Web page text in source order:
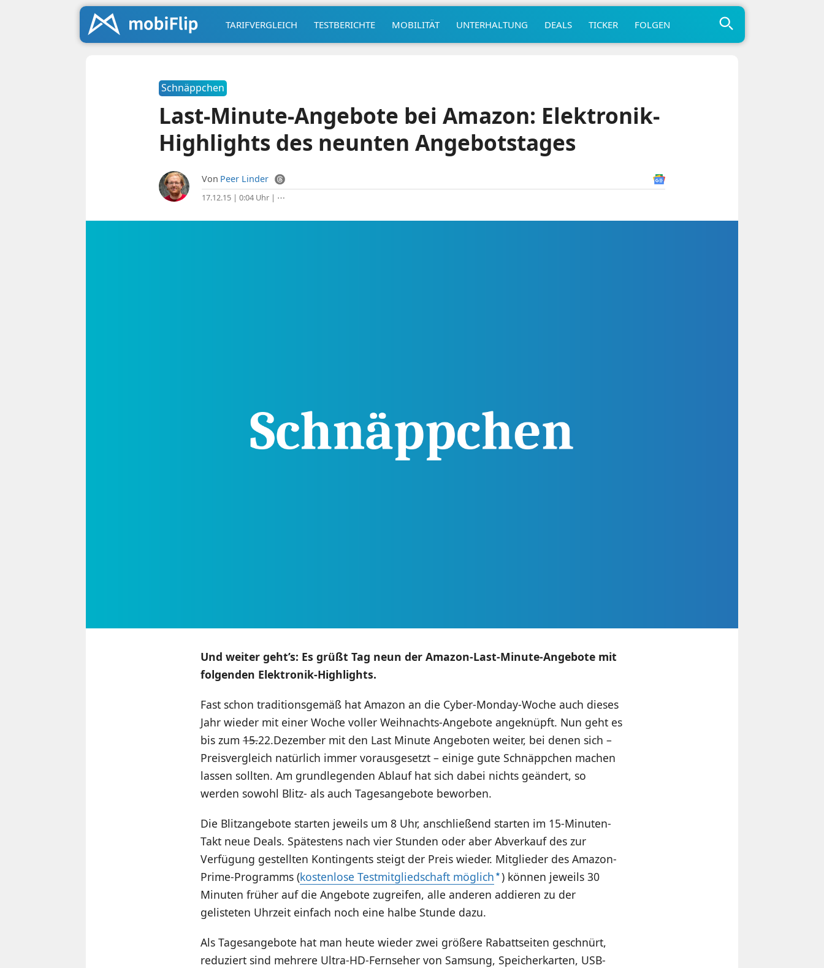
TARIFVERGLEICH TESTBERICHTE MOBILITÄT UNTERHALTUNG DEALS TICKER FOLGEN
Schnäppchen
Last-Minute-Angebote bei Amazon: Elektronik-
Highlights des neunten Angebotstages
Von Peer Linder
17.12.15 | 0:04 Uhr| ⋯
Und weiter geht’s: Es grüßt Tag neun der Amazon-Last-Minute-Angebote mit
folgenden Elektronik-Highlights.
Fast schon traditionsgemäß hat Amazon an die Cyber-Monday-Woche auch dieses
Jahr wieder mit einer Woche voller Weihnachts-Angebote angeknüpft. Nun geht es
bis zum 15.22.Dezember mit den Last Minute Angeboten weiter, bei denen sich –
Preisvergleich natürlich immer vorausgesetzt – einige gute Schnäppchen machen
lassen sollten. Am grundlegenden Ablauf hat sich dabei nichts geändert, so
werden sowohl Blitz- als auch Tagesangebote beworben.
Die Blitzangebote starten jeweils um 8 Uhr, anschließend starten im 15-Minuten-
Takt neue Deals. Spätestens nach vier Stunden oder aber Abverkauf des zur
Verfügung gestellten Kontingents steigt der Preis wieder. Mitglieder des Amazon-
Prime-Programms (kostenlose Testmitgliedschaft möglich ) können jeweils 30
Minuten früher auf die Angebote zugreifen, alle anderen addieren zu der
gelisteten Uhrzeit einfach noch eine halbe Stunde dazu.
Als Tagesangebote hat man heute wieder zwei größere Rabattseiten geschnürt,
reduziert sind mehrere Ultra-HD-Fernseher von Samsung, Speicherkarten, USB-